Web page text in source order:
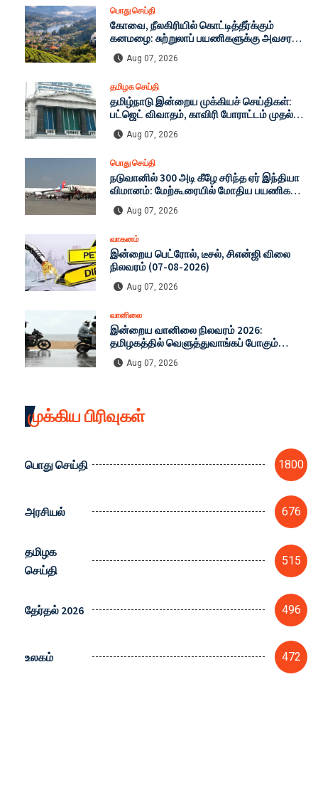
பொது செய்தி
கோவை, நீலகிரியில் கொட்டித்தீர்க்கும்
கனமழை: சுற்றுலாப் பயணிகளுக்கு அவசர
எச்சரிக்கை! நிலச்சரிவு அபாயத்தால்
கட்டுப்பாடுகள் தீவிரமாக்கம்!
Aug 07, 2026
தமிழக செய்தி
தமிழ்நாடு இன்றைய முக்கியச் செய்திகள்:
பட்ஜெட் விவாதம், காவிரி போராட்டம் முதல்
டாப் 25 தலைப்புகள்!
Aug 07, 2026
பொது செய்தி
நடுவானில் 300 அடி கீழே சரிந்த ஏர் இந்தியா
விமானம்: மேற்கூரையில் மோதிய பயணிகள் -
பதறவைக்கும் முழு விவரம்
Aug 07, 2026
வாகனம்
இன்றைய பெட்ரோல், டீசல், சிஎன்ஜி விலை
நிலவரம் (07-08-2026)
Aug 07, 2026
வானிலை
இன்றைய வானிலை நிலவரம் 2026:
தமிழகத்தில் வெளுத்துவாங்கப் போகும்
கனமழை! சென்னை முதல் டெல்லி வரை முழு
ரிப்போர்ட்!
Aug 07, 2026
முக்கிய பிரிவுகள்
பொது செய்தி 1800
அரசியல் 676
தமிழக
செய்தி
515
தேர்தல் 2026 496
உலகம் 472